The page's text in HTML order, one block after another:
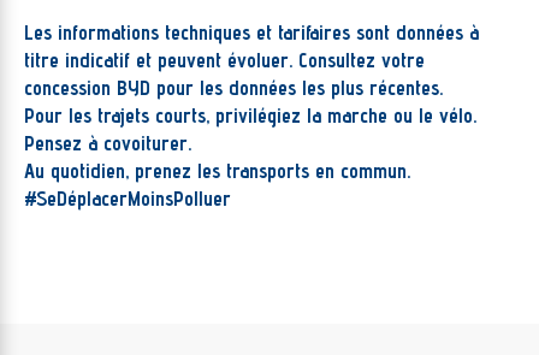
Les informations techniques et tarifaires sont données à
titre indicatif et peuvent évoluer. Consultez votre
concession BYD pour les données les plus récentes.
Pour les trajets courts, privilégiez la marche ou le vélo.
Pensez à covoiturer.
Au quotidien, prenez les transports en commun.
#SeDéplacerMoinsPolluer